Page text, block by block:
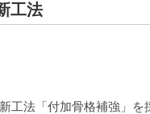
工法
工法「付加骨格補強」を